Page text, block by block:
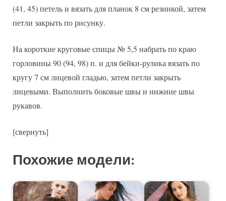
(41, 45) петель и вязать для планок 8 см резинкой, затем
петли закрыть по рисунку.
На короткие круговые спицы № 5,5 набрать по краю
горловины 90 (94, 98) п. и для бейки-рулика вязать по
кругу 7 см лицевой гладью, затем петли закрыть
лицевыми. Выполнить боковые швы и нижние швы
рукавов.
[свернуть]
Похожие модели: